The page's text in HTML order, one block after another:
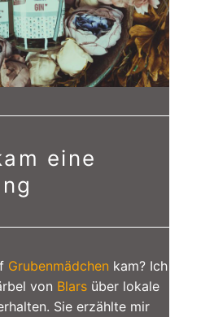
eine
Grubenmädchen kam? Ich
von Blarsüber lokale
Sie erzählte mir